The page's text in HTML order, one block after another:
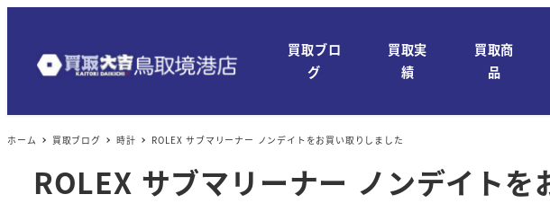
ン
テ
買取ブロ
グ
買取実
績
買取商
品
ホーム 買取ブログ 時計 ROLEX サブマリーナー ノンデイトをお買い取りしました
ROLEX サブマリーナー ノンデイトを